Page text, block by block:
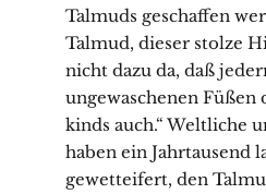
Talmuds geschaffen
Talmud, dieser stolze
nicht dazu da, daß
ungewaschenen Füßen
kinds auch.“ Weltliche
haben ein Jahrtausend
gewetteifert, den